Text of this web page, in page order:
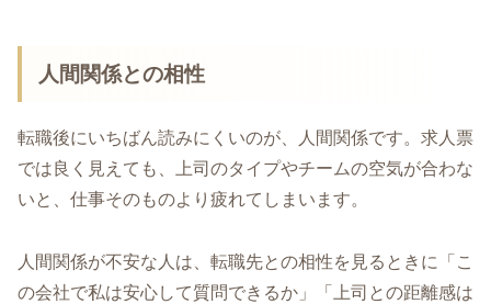
人間関係との相性
転職後にいちばん読みにくいのが、人間関係です。求人票
では良く見えても、上司のタイプやチームの空気が合わな
いと、仕事そのものより疲れてしまいます。
人間関係が不安な人は、転職先との相性を見るときに「こ
の会社で私は安心して質問できるか」「上司との距離感は